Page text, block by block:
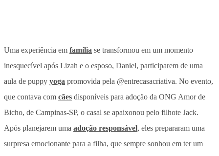
Uma experiência em família se transformou em um momento
inesquecível após Lizah e o esposo, Daniel, participarem de uma
aula de puppy yoga promovida pela @entrecasacriativa. No evento,
que contava com cães disponíveis para adoção da ONG Amor de
Bicho, de Campinas-SP, o casal se apaixonou pelo filhote Jack.
Após planejarem uma adoção responsável, eles prepararam uma
surpresa emocionante para a filha, que sempre sonhou em ter um